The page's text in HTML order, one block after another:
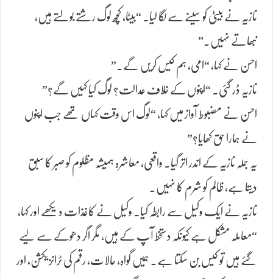
نازیہ نے بیٹی کو سینے سے لگا لیا۔ “بیٹا، کچھ لوگ رشتے بولتے ہیں،
نبھاتے نہیں۔”
احسن نے کہا، “امی، ہم کیس کریں گے۔”
نازیہ ڈر گئی۔ “اپنوں کے خلاف عدالت؟ لوگ کیا کہیں گے؟”
احسن نے مضبوط آواز میں کہا، “لوگ اس وقت کہاں تھے جب اپنوں
نے ہمارا حق کھایا؟”
یہ جملہ نازیہ کے اندر اتر گیا۔ واقعی، معاشرہ ہمیشہ مظلوم کو صبر کا سبق
دیتا ہے، ظالم کو شرم کا نہیں۔
نازیہ نے ایک وکیل سے رابطہ کیا۔ وکیل نے کاغذات دیکھے اور کہا،
“معاملہ مشکل ہے کیونکہ دستخط آپ کے ہیں، مگر اگر دھوکے سے لیے
گئے ہیں تو کیس بن سکتا ہے۔ ہمیں گواہ، حالات، رقم کی ٹرانزیکشن، اور